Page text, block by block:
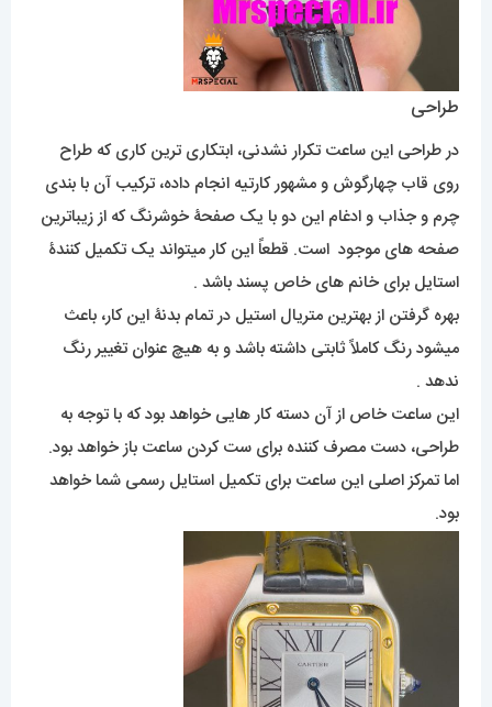
طراحی
در طراحی این ساعت تکرار نشدنی، ابتکاری ترین کاری که طراح
روی قاب چهارگوش و مشهور کارتیه انجام داده، ترکیب آن با بندی
چرم و جذاب و ادغام این دو با یک صفحۀ خوشرنگ که از زیباترین
صفحه های موجود است. قطعاً این کار میتواند یک تکمیل کنندۀ
استایل برای خانم های خاص پسند باشد .
بهره گرفتن از بهترین متریال استیل در تمام بدنۀ این کار، باعث
میشود رنگ کاملاً ثابتی داشته باشد و به هیچ عنوان تغییر رنگ
ندهد .
این ساعت خاص از آن دسته کار هایی خواهد بود که با توجه به
طراحی، دست مصرف کننده برای ست کردن ساعت باز خواهد بود.
اما تمرکز اصلی این ساعت برای تکمیل استایل رسمی شما خواهد
بود.